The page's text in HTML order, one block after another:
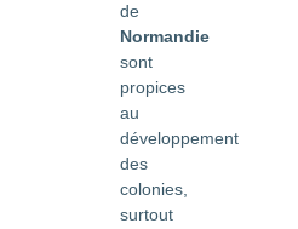
de
Normandie
sont
propices
au
développement
des
colonies,
surtout